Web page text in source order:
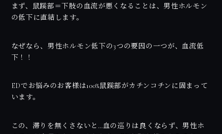
まず、鼠蹊部＝下肢の血流が悪くなることは、男性ホルモン
の低下に直結します。
なぜなら、男性ホルモン低下の3つの要因の一つが、血流低
下！！
EDでお悩みのお客様は100%鼠蹊部がカチンコチンに固まって
います。
この、滞りを無くさないと…血の巡りは良くならず、男性ホ